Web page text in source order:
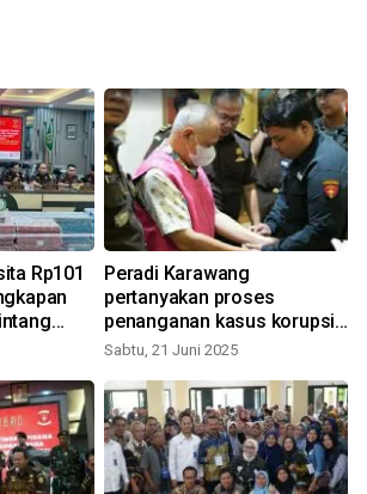
Rp101
Peradi Karawang
pertanyakan proses
penanganan kasus korupsi
Petrogas
Sabtu, 21 Juni 2025